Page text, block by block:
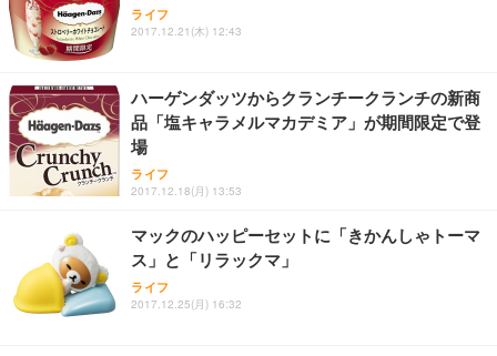
ワーク チェア 強化バックレスト 30度ロッキング機
能 人間工学 椅子 腰サポート 90度跳ね上げ式アーム
務用 おしゃれ パソコンチェア (ブラック)
Sezlife オフィスチェア デスクチェア 疲れない テレ
ワーク チェア 強化バックレスト 30度ロッキング機
能 人間工学 椅子 腰サポート 90度跳ね上げ式アーム
レスト 3Dヘッドレスト ハンガー付き 高反発クッシ
務用 おしゃれ パソコンチェア (ホワイト)
ANDWINT オフィスチェア デスクチェア 肘なし メ
ッシュ 通気性 ランバーサポート付き 腰サポート ガ
ス圧無段階昇降 360度回転 キャスター付き コンパク
【純正品】27"ゲーミングモニター DualSense 充電
フック付き（CFI-ZDM1J）
【整備済み品】Dell E2724HS 27インチ 液晶モニタ
ー フルHD（1920×1080）VA 非光沢 HDMI/DisplayP
ort/VGA スピーカー内蔵 高さ調整 スイベル VESA対
応 ComfortView ビジネス向け
【MiniLED/24.5inch/280Hz/FHD】GRAPHT THE S
HOOTER Gaming Monitor 24” Essential ゲーミン
グモニター QD 24.5インチ 1ms FHD 量子ドット 残
ネオ・ルーライフ ネオ・オムツ L 中型犬用 26枚入
り 単品
Smart Basic(スマートベーシック) 【Amazon.co.jp
限定】 Smart Basic アイリスオーヤマ ペットシーツ
超厚型 お徳用 ワイド 100枚入 (x 1) (ケース販売)
アイリスオーヤマ ペットシーツ 超厚型 お徳用 レギ
ュラー 200枚入【Amazon.co.jp限定】
ライフ
2017.12.21(木) 12:43
ハーゲンダッツからクランチークランチの新商
品「塩キャラメルマカデミア」が期間限定で登
場
ライフ
2017.12.18(月) 13:53
マックのハッピーセットに「きかんしゃトーマ
ス」と「リラックマ」
ライフ
2017.12.25(月) 16:32